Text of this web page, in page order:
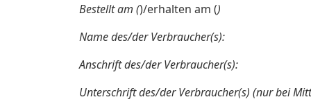
Bestellt am ()/erhalten am ()
Name des/der Verbraucher(s):
Anschrift des/der Verbraucher(s):
Unterschrift des/der Verbraucher(s) (nur bei